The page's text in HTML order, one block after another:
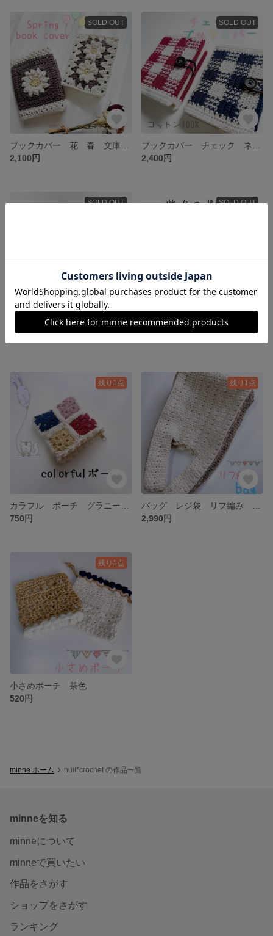
SOLD OUT
2,100円
SOLD OUT
2,400円
SOLD OUT
柴犬 ハンドウォーマー 豆柴 手袋 かわいい かぎ針 ペット
SOLD OUT
残り1点
750円
残り1点
2,990円
残り1点
小さめポーチ 茶色
520円
minne ホーム nuii*crochet の作品一覧
minneを知る
minneについて
minneで買いたい
作品をさがす
ショップをさがす
ランキング